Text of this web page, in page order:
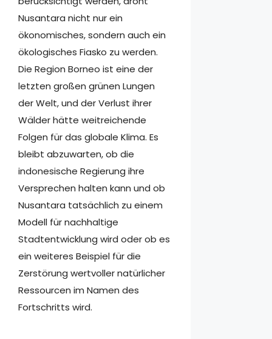
Nusantara nicht nur ein
ökonomisches, sondern auch ein
ökologisches Fiasko zu werden.
Die Region Borneo ist eine der
letzten großen grünen Lungen
der Welt, und der Verlust ihrer
Wälder hätte weitreichende
Folgen für das globale Klima. Es
bleibt abzuwarten, ob die
indonesische Regierung ihre
Versprechen halten kann und ob
Nusantara tatsächlich zu einem
Modell für nachhaltige
Stadtentwicklung wird oder ob es
ein weiteres Beispiel für die
Zerstörung wertvoller natürlicher
Ressourcen im Namen des
Fortschritts wird.